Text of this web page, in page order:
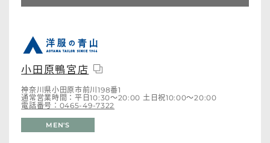
小田原鴨宮店
神奈川県小田原市前川198番1
通常営業時間：平日10:30～20:00 土日祝10:00～20:00
電話番号：0465-49-7322
MEN'S